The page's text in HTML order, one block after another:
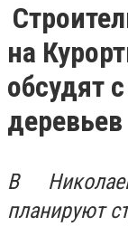
на
обсудят
деревьев
В
планируют